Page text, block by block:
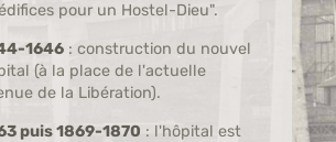
pour un Hostel-Dieu".
1646 : construction du nouvel
(à la place de l'actuelle
de la Libération).
puis 1869-1870 : l'hôpital est